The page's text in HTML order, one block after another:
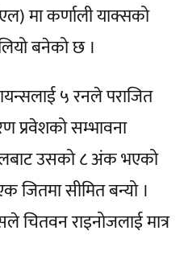
मा कर्णाली याक्सको
बनेको छ ।
५ रनले पराजित
प्रवेशको सम्भावना
उसको ८ अंक भएको
जितमा सीमित बन्यो ।
राइनोजलाई मात्र